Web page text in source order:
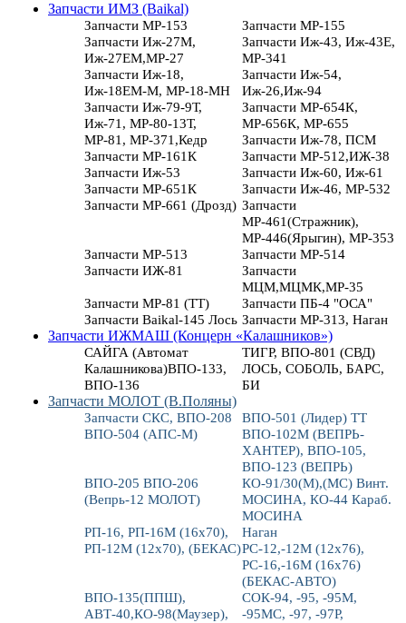
Запчасти ИМЗ (Baikal)
Запчасти МР-153
Запчасти МР-155
Запчасти Иж-27М,
Иж-27ЕМ,МР-27
Запчасти Иж-43, Иж-43Е,
МР-341
Запчасти Иж-18,
Иж-18ЕМ-М, МР-18-МН
Запчасти Иж-54,
Иж-26,Иж-94
Запчасти Иж-79-9Т,
Иж-71, МР-80-13Т,
МР-81, МР-371,Кедр
Запчасти МР-654К,
МР-656К, МР-655
Запчасти Иж-78, ПСМ
Запчасти МР-161К
Запчасти МР-512,ИЖ-38
Запчасти Иж-53
Запчасти Иж-60, Иж-61
Запчасти МР-651К
Запчасти Иж-46, МР-532
Запчасти МР-661 (Дрозд) Запчасти
МР-461(Стражник),
МР-446(Ярыгин), МР-353
Запчасти МР-513
Запчасти МР-514
Запчасти ИЖ-81
Запчасти
МЦМ,МЦМК,МР-35
Запчасти МР-81 (ТТ)
Запчасти ПБ-4 "ОСА"
Запчасти Baikal-145 Лось Запчасти МР-313, Наган
Запчасти ИЖМАШ (Концерн «Калашников»)
САЙГА (Автомат
Калашникова)ВПО-133,
ВПО-136
ТИГР, ВПО-801 (СВД)
ЛОСЬ, СОБОЛЬ, БАРС,
БИ
Запчасти МОЛОТ (В.Поляны)
Запчасти СКС, ВПО-208
ВПО-501 (Лидер) ТТ
ВПО-504 (АПС-М)
ВПО-102М (ВЕПРЬ-
ХАНТЕР), ВПО-105,
ВПО-123 (ВЕПРЬ)
ВПО-205 ВПО-206
(Вепрь-12 МОЛОТ)
КО-91/30(М),(МС) Винт.
МОСИНА, КО-44 Караб.
МОСИНА
РП-16, РП-16М (16х70),
РП-12М (12х70), (БЕКАС)
Наган
РС-12,-12М (12х76),
РС-16,-16М (16х76)
(БЕКАС-АВТО)
ВПО-135(ППШ),
АВТ-40,КО-98(Маузер),
СОК-94, -95, -95М,
-95МС, -97, -97Р,